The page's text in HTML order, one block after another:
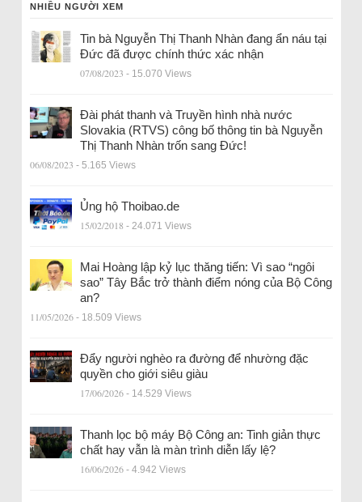
NHIỀU NGƯỜI XEM
Tin bà Nguyễn Thị Thanh Nhàn đang ẩn náu tại
Đức đã được chính thức xác nhận
07/08/2023 - 15.070 Views
Đài phát thanh và Truyền hình nhà nước
Slovakia (RTVS) công bố thông tin bà Nguyễn
Thị Thanh Nhàn trốn sang Đức!
06/08/2023 - 5.165 Views
Ủng hộ Thoibao.de
15/02/2018 - 24.071 Views
Mai Hoàng lập kỷ lục thăng tiến: Vì sao “ngôi
sao” Tây Bắc trở thành điểm nóng của Bộ Công
an?
11/05/2026 - 18.509 Views
Đẩy người nghèo ra đường để nhường đặc
quyền cho giới siêu giàu
17/06/2026 - 14.529 Views
Thanh lọc bộ máy Bộ Công an: Tinh giản thực
chất hay vẫn là màn trình diễn lấy lệ?
16/06/2026 - 4.942 Views